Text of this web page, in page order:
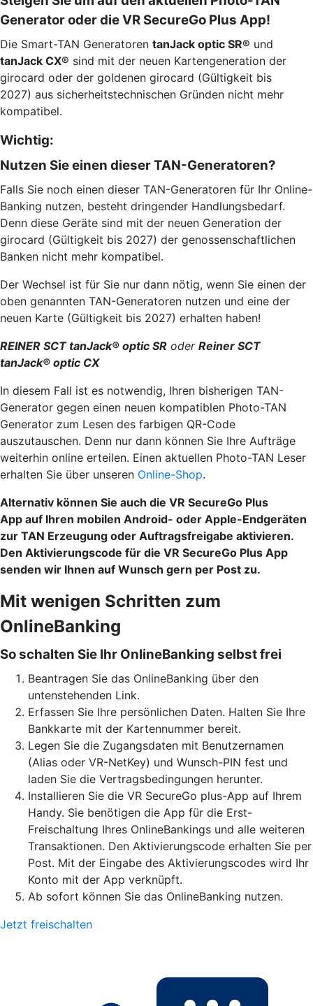
Generator oder die VR SecureGo Plus App!
Die Smart-TAN Generatoren tanJack optic SR® und
tanJack CX® sind mit der neuen Kartengeneration der
girocard oder der goldenen girocard (Gültigkeit bis
2027) aus sicherheitstechnischen Gründen nicht mehr
kompatibel.
Wichtig:
Nutzen Sie einen dieser TAN-Generatoren?
Falls Sie noch einen dieser TAN-Generatoren für Ihr Online-
Banking nutzen, besteht dringender Handlungsbedarf.
Denn diese Geräte sind mit der neuen Generation der
girocard (Gültigkeit bis 2027) der genossenschaftlichen
Banken nicht mehr kompatibel.
Der Wech­sel ist für Sie nur dann nötig, wenn Sie einen der
oben ge­nannten TAN-Gene­ratoren nutzen und eine der
neuen Karte (Gültigkeit bis 2027) er­halten haben!
REINER SCT tanJack® optic SR oder Reiner SCT
tanJack® optic CX
In diesem Fall ist es notwendig, Ihren bisherigen TAN-
Generator gegen einen neuen kompatiblen Photo-TAN
Generator zum Lesen des farbigen QR-Code
auszutauschen. Denn nur dann können Sie Ihre Aufträge
weiterhin online erteilen. Einen aktuellen Photo-TAN Leser
erhalten Sie über unseren Online-Shop.
Alternativ können Sie auch die VR SecureGo Plus
App auf Ihren mobilen Android- oder Apple-Endgeräten
zur TAN Erzeugung oder Auftragsfreigabe aktivieren.
Den Aktivierungscode für die VR SecureGo Plus App
senden wir Ihnen auf Wunsch gern per Post zu.
Mit wenigen Schritten zum
OnlineBanking
So schalten Sie Ihr OnlineBanking selbst frei
Beantragen Sie das OnlineBanking über den
untenstehenden Link.
Erfassen Sie Ihre persönlichen Daten. Halten Sie Ihre
Bankkarte mit der Kartennummer bereit.
Legen Sie die Zugangsdaten mit Benutzernamen
(Alias oder VR-NetKey) und Wunsch-PIN fest und
laden Sie die Vertragsbedingungen herunter.
Installieren Sie die VR SecureGo plus-App auf Ihrem
Handy. Sie benötigen die App für die Erst-
Freischaltung Ihres OnlineBankings und alle weiteren
Transaktionen. Den Aktivierungscode erhalten Sie per
Post. Mit der Eingabe des Aktivierungscodes wird Ihr
Konto mit der App verknüpft.
Ab sofort können Sie das OnlineBanking nutzen.
Jetzt freischalten